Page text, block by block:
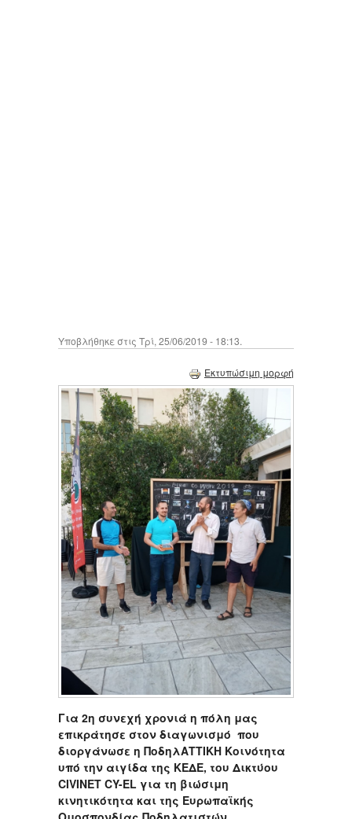
Υποβλήθηκε στις Τρί, 25/06/2019 - 18:13.
Εκτυπώσιμη μορφή
Για 2η συνεχή χρονιά η πόλη μας
επικράτησε στον διαγωνισμό που
διοργάνωσε η ΠοδηλΑΤΤΙΚΗ Κοινότητα
υπό την αιγίδα της ΚΕΔΕ, του Δικτύου
CIVINET CY-EL για τη βιώσιμη
κινητικότητα και της Ευρωπαϊκής